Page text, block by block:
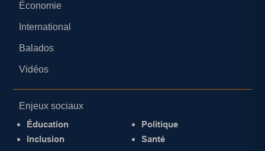
Économie
International
Balados
Vidéos
Enjeux sociaux
Éducation
Inclusion
Politique
Santé